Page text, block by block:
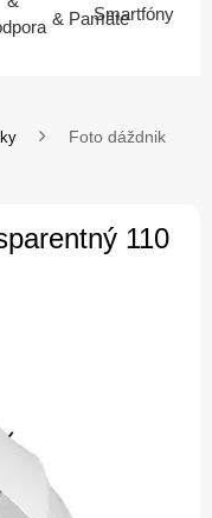
& PamäteSmartfóny
Foto dáždnik
110